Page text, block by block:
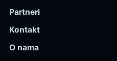
Partneri
Kontakt
O nama